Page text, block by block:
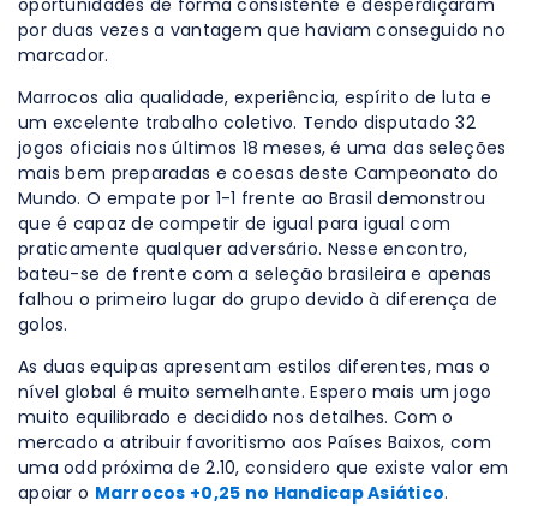
oportunidades de forma consistente e desperdiçaram
por duas vezes a vantagem que haviam conseguido no
marcador.
Marrocos alia qualidade, experiência, espírito de luta e
um excelente trabalho coletivo. Tendo disputado 32
jogos oficiais nos últimos 18 meses, é uma das seleções
mais bem preparadas e coesas deste Campeonato do
Mundo. O empate por 1-1 frente ao Brasil demonstrou
que é capaz de competir de igual para igual com
praticamente qualquer adversário. Nesse encontro,
bateu-se de frente com a seleção brasileira e apenas
falhou o primeiro lugar do grupo devido à diferença de
golos.
As duas equipas apresentam estilos diferentes, mas o
nível global é muito semelhante. Espero mais um jogo
muito equilibrado e decidido nos detalhes. Com o
mercado a atribuir favoritismo aos Países Baixos, com
uma odd próxima de 2.10, considero que existe valor em
apoiar o Marrocos +0,25 no Handicap Asiático.